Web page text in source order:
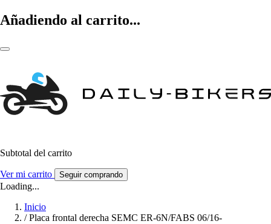
Añadiendo al carrito...
Subtotal del carrito
Ver mi carrito Seguir comprando
Loading...
Inicio
/ Placa frontal derecha SEMC ER-6N/FABS 06/16-